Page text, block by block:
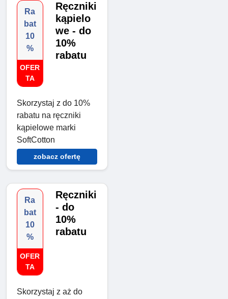
Ra
bat
10
%
OFER
TA
Ręczniki
kąpielo
we - do
10%
rabatu
Skorzystaj z do 10%
rabatu na ręczniki
kąpielowe marki
SoftCotton
zobacz ofertę
Ra
bat
10
%
OFER
TA
Ręczniki
- do
10%
rabatu
Skorzystaj z aż do